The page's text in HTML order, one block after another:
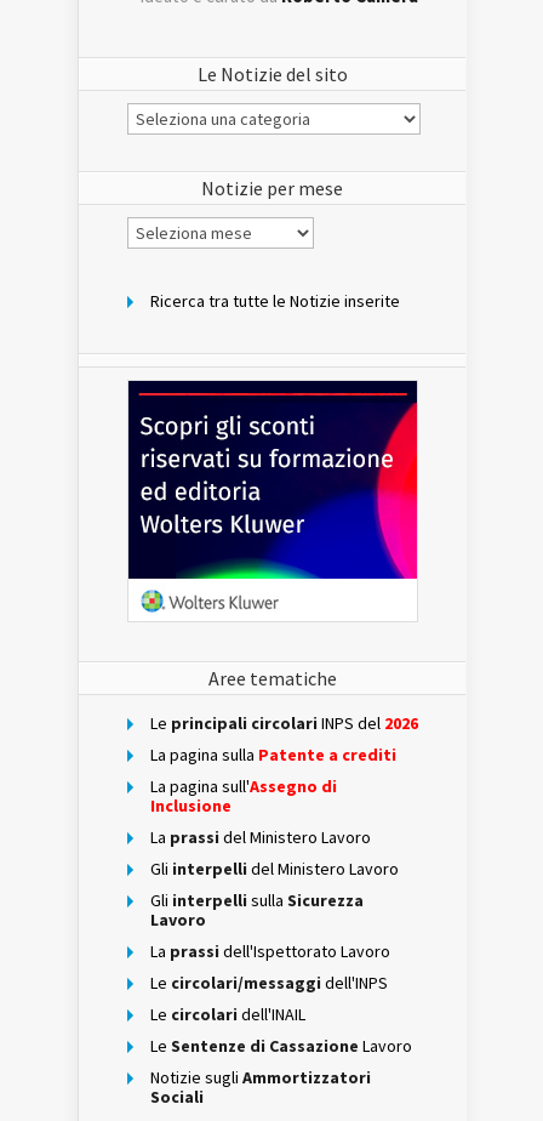
Le Notizie del sito
Le
Notizie
Notizie per mese
Notizie
per
Ricerca tra tutte le Notizie inserite
Aree tematiche
Le principali circolari INPS del 2026
La pagina sulla Patente a crediti
La pagina sull'Assegno di
Inclusione
La prassi del Ministero Lavoro
Gli interpelli del Ministero Lavoro
Gli interpelli sulla Sicurezza
Lavoro
La prassi dell'Ispettorato Lavoro
Le circolari/messaggi dell'INPS
Le circolari dell'INAIL
Le Sentenze di Cassazione Lavoro
Notizie sugli Ammortizzatori
Sociali